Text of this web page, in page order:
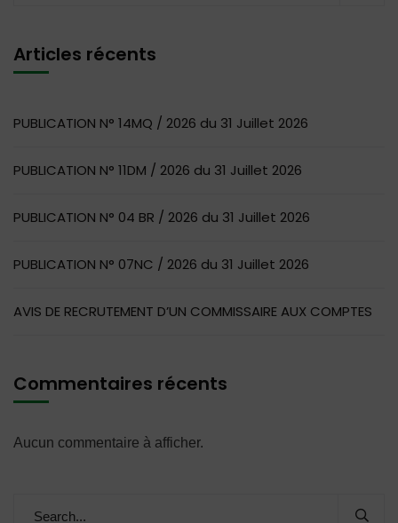
Articles récents
PUBLICATION N° 14MQ / 2026 du 31 Juillet 2026
PUBLICATION N° 11DM / 2026 du 31 Juillet 2026
PUBLICATION N° 04 BR / 2026 du 31 Juillet 2026
PUBLICATION N° 07NC / 2026 du 31 Juillet 2026
AVIS DE RECRUTEMENT D’UN COMMISSAIRE AUX COMPTES
Commentaires récents
Aucun commentaire à afficher.